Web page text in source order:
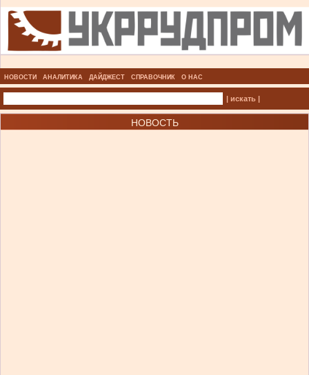
НОВОСТИ АНАЛИТИКА ДАЙДЖЕСТ СПРАВОЧНИК О НАС
| искать |
НОВОСТЬ